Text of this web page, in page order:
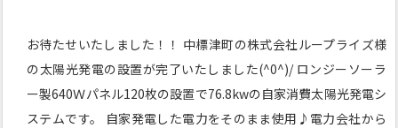
お待たせいたしました！！ 中標津町の株式会社ループライズ様
の太陽光発電の設置が完了いたしました(^0^)/ ロンジーソーラ
ー製640Ｗパネル120枚の設置で76.8kwの自家消費太陽光発電シ
ステムです。 自家発電した電力をそのまま使用♪電力会社から